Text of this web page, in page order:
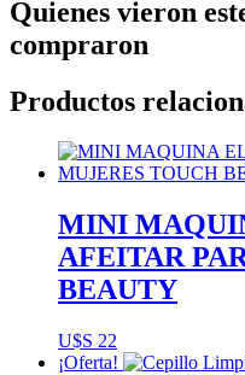
Quienes vieron
compraron
Productos
MINI
AFEITAR
BEAUTY
U$S 22
¡Oferta!